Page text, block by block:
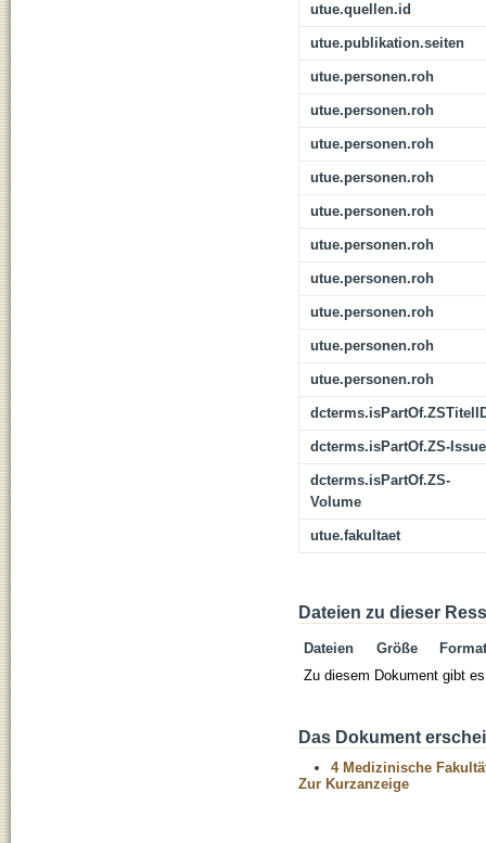
utue.quellen.id
utue.publikation.seiten
utue.personen.roh
utue.personen.roh
utue.personen.roh
utue.personen.roh
utue.personen.roh
utue.personen.roh
utue.personen.roh
utue.personen.roh
utue.personen.roh
utue.personen.roh
dcterms.isPartOf.ZS-Issue
dcterms.isPartOf.ZS-
Volume
utue.fakultaet
Dateien zu dieser
Dateien Größe
Format
Zu diesem Dokument gibt
Das Dokument
4 Medizinische
Zur Kurzanzeige